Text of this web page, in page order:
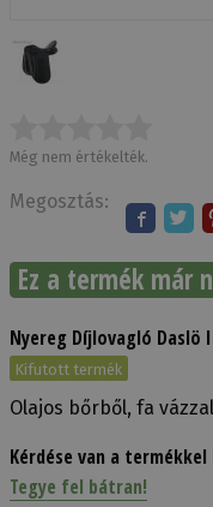
Még nem értékelték.
Megosztás:
Ez a termék már
Nyereg Díjlovagló Daslö
Kifutott termék
Olajos bőrből, fa
Kérdése van a
Tegye fel bátran!